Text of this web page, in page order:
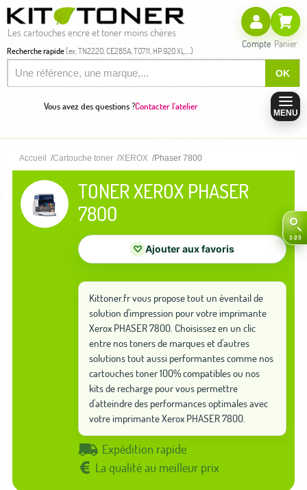
Les cartouches encre et toner moins chères
Recherche rapide(ex: TN2220, CE285A, T0711, HP 920 XL,...)
OK
Compte Panier
Vous avez des questions ?Contacter l'atelier
MENU
Accueil Cartouche toner XEROX Phaser 7800
TONER XEROX PHASER
7800
♡ Ajouter aux favoris
Kittoner.fr vous propose tout un éventail de
solution d'impression pour votre imprimante
Xerox PHASER 7800. Choisissez en un clic
entre nos toners de marques et d'autres
solutions tout aussi performantes comme nos
cartouches toner 100% compatibles ou nos
kits de recharge pour vous permettre
d'atteindre des performances optimales avec
votre imprimante Xerox PHASER 7800.
Expédition rapide
La qualité au meilleur prix